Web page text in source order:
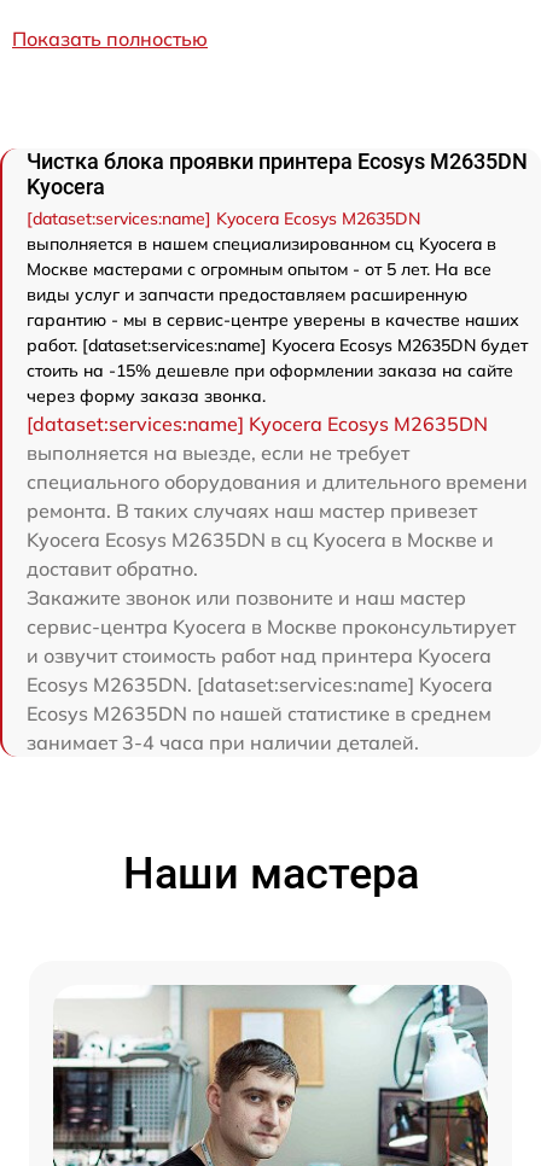
Показать полностью
Чистка блока проявки принтера Ecosys M2635DN
Kyocera
[dataset:services:name] Kyocera Ecosys M2635DN
выполняется в нашем специализированном сц Kyocera в
Москве мастерами с огромным опытом - от 5 лет. На все
виды услуг и запчасти предоставляем расширенную
гарантию - мы в сервис-центре уверены в качестве наших
работ. [dataset:services:name] Kyocera Ecosys M2635DN будет
стоить на -15% дешевле при оформлении заказа на сайте
через форму заказа звонка.
[dataset:services:name] Kyocera Ecosys M2635DN
выполняется на выезде, если не требует
специального оборудования и длительного времени
ремонта. В таких случаях наш мастер привезет
Kyocera Ecosys M2635DN в сц Kyocera в Москве и
доставит обратно.
Закажите звонок или позвоните и наш мастер
сервис-центра Kyocera в Москве проконсультирует
и озвучит стоимость работ над принтера Kyocera
Ecosys M2635DN. [dataset:services:name] Kyocera
Ecosys M2635DN по нашей статистике в среднем
занимает 3-4 часа при наличии деталей.
Наши мастера